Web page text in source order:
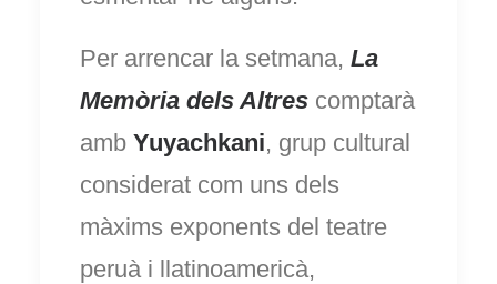
Per arrencar la setmana, La
Memòria dels Altres comptarà
amb Yuyachkani, grup cultural
considerat com uns dels
màxims exponents del teatre
peruà i llatinoamericà,